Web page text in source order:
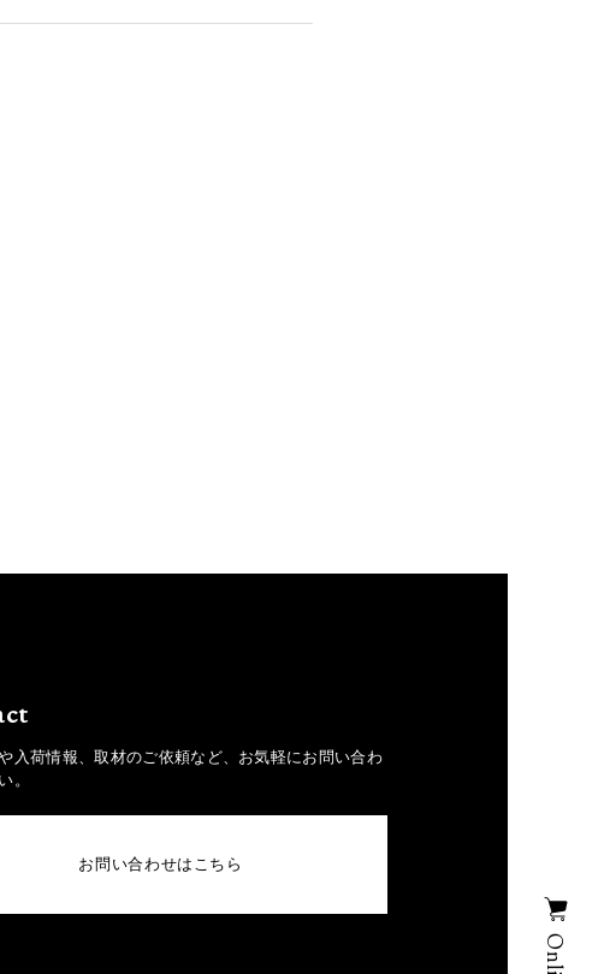
入荷情報、取材のご依頼など、お気軽にお問い合わ
。
お問い合わせはこちら